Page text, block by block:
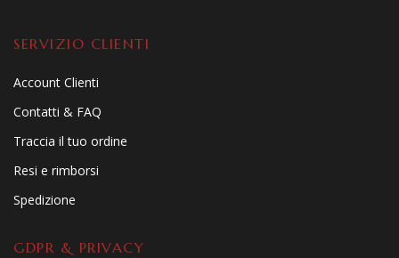
SERVIZIO CLIENTI
Account Clienti
Contatti & FAQ
Traccia il tuo ordine
Resi e rimborsi
Spedizione
GDPR & PRIVACY